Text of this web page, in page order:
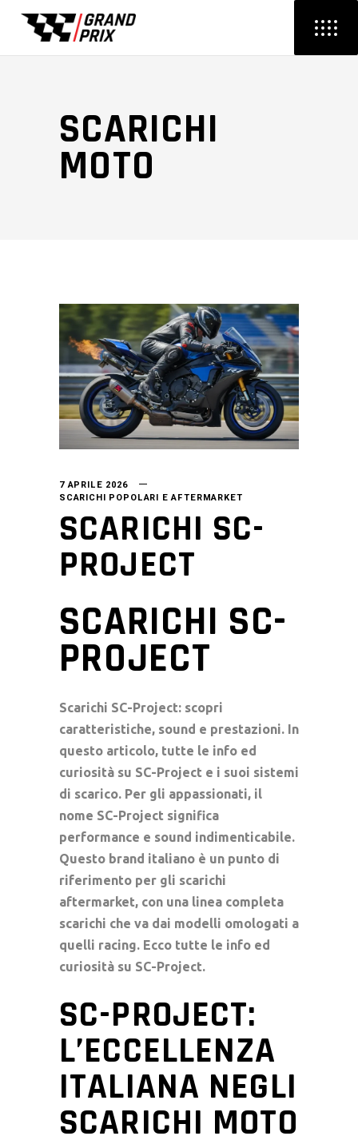
SCARICHI
MOTO
7 APRILE 2026
SCARICHI POPOLARI E AFTERMARKET
SCARICHI SC-
PROJECT
SCARICHI SC-
PROJECT
Scarichi SC-Project: scopri
caratteristiche, sound e prestazioni. In
questo articolo, tutte le info ed
curiosità su SC-Project e i suoi sistemi
di scarico. Per gli appassionati, il
nome SC-Project significa
performance e sound indimenticabile.
Questo brand italiano è un punto di
riferimento per gli scarichi
aftermarket, con una linea completa
scarichi che va dai modelli omologati a
quelli racing. Ecco tutte le info ed
curiosità su SC-Project.
SC-PROJECT:
L’ECCELLENZA
ITALIANA NEGLI
SCARICHI MOTO